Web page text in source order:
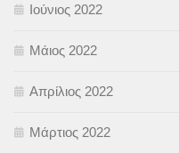
Ιούνιος 2022
Μάιος 2022
Απρίλιος 2022
Μάρτιος 2022